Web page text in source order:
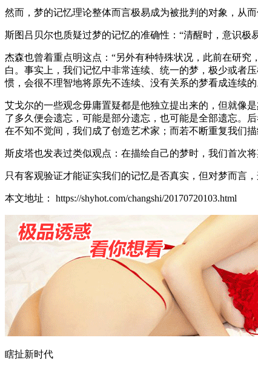
然而，梦的记忆理论整体而言极易成为被批判的对象，从
斯图吕贝尔也质疑过梦的记忆的准确性：“清醒时，意识
杰森也曾着重点明这点：“另外有种特殊状况，此前在研
白。事实上，我们记忆中非常连续、统一的梦，极少或者
惯，会很不理智地将原先不连续、没有关系的梦看成连续的
艾戈尔的一些观念毋庸置疑都是他独立提出来的，但就像
了多久便会遗忘，可能是部分遗忘，也可能是全部遗忘。
在不知不觉间，我们成了创造艺术家；而若不断重复我们
斯皮塔也发表过类似观点：在描绘自己的梦时，我们首次
只有客观验证才能证实我们的记忆是否真实，但对梦而言
本文地址： https://shyhot.com/changshi/20170720103.html
瞎扯新时代